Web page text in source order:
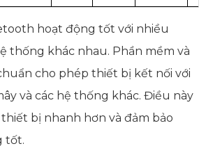
hoạt động tốt với nhiều
thống khác nhau. Phần mềm và
cho phép thiết bị kết nối với
và các hệ thống khác. Điều này
bị nhanh hơn và đảm bảo
tốt.